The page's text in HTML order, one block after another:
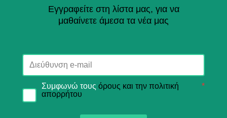
Εγγραφείτε στη λίστα μας, για να
μαθαίνετε άμεσα τα νέα μας
Συμφωνώ τους όρους και την πολιτική
απορρήτου
*